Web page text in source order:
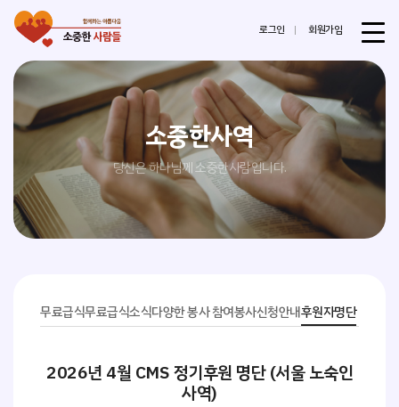
로그인 회원가입
소중한사역
당신은 하나님께 소중한사람입니다.
무료급식무료급식소식다양한 봉사 참여봉사신청안내후원자명단
2026년 4월 CMS 정기후원 명단 (서울 노숙인
사역)